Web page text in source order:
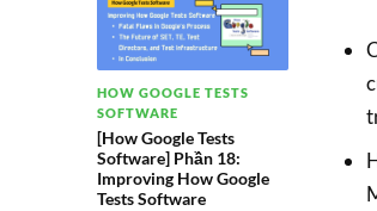
HOW GOOGLE TESTS
SOFTWARE
[How Google Tests
Software] Phần 18:
Improving How Google
Tests Software